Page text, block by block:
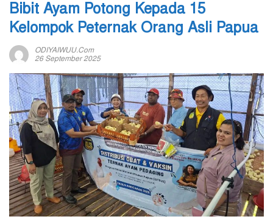
Bibit Ayam Potong Kepada 15
Kelompok Peternak Orang Asli Papua
ODIYAIWUU.com
26 September 2025